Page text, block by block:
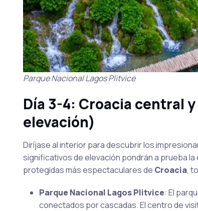
Parque Nacional Lagos Plitvice
Día 3-4: Croacia central
elevación)
Diríjase al interior para descubrir los
significativos de elevación pondrán a prueba
protegidas más espectaculares de Croacia,
Parque Nacional Lagos Plitvice: El
conectados por cascadas. El centro de